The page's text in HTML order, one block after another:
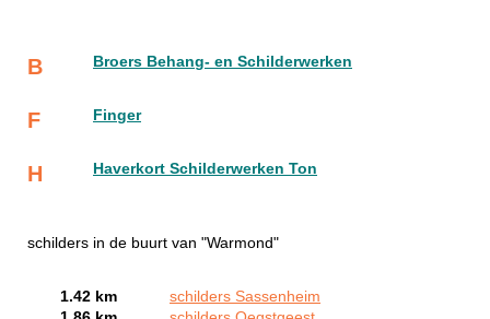
B Broers Behang- en Schilderwerken
F Finger
H Haverkort Schilderwerken Ton
schilders in de buurt van "Warmond"
1.42 km
schilders Sassenheim